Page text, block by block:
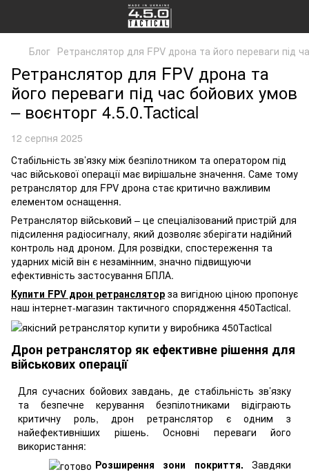
Блог Ретранслятор для FPV дрона та його переваги під
Ретранслятор для FPV дрона та
його переваги під час бойових умов
– воєнторг 4.5.0.Tactical
12 серпня 2025
Стабільність зв’язку між безпілотником та оператором під
час військової операції має вирішальне значення. Саме тому
ретранслятор для FPV дрона стає критично важливим
елементом оснащення.
Ретранслятор військовий – це спеціалізований пристрій для
підсилення радіосигналу, який дозволяє зберігати надійний
контроль над дроном. Для розвідки, спостереження та
ударних місій він є незамінним, значно підвищуючи
ефективність застосування БПЛА.
Купити FPV дрон ретранслятор за вигідною ціною пропонує
наш інтернет-магазин тактичного спорядження 450Tactical.
Дрон ретранслятор як ефективне рішення для
військових операції
Для сучасних бойових завдань, де стабільність зв’язку
та безпечне керування безпілотниками відіграють
критичну роль, дрон ретранслятор є одним з
найефективніших рішень. Основні переваги його
використання:
Розширення зони покриття. Завдяки